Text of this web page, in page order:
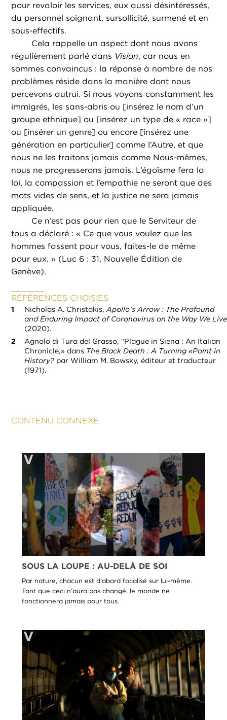
pour revaloir les services, eux aussi désintéressés,
du personnel soignant, sursollicité, surmené et en
sous-effectifs.
Cela rappelle un aspect dont nous avons
régulièrement parlé dans Vision, car nous en
sommes convaincus : la réponse à nombre de nos
problèmes réside dans la manière dont nous
percevons autrui. Si nous voyons constamment les
immigrés, les sans-abris ou [insérez le nom d’un
groupe ethnique] ou [insérez un type de « race »]
ou [insérer un genre] ou encore [insérez une
génération en particulier] comme l’Autre, et que
nous ne les traitons jamais comme Nous-mêmes,
nous ne progresserons jamais. L’égoïsme fera la
loi, la compassion et l’empathie ne seront que des
mots vides de sens, et la justice ne sera jamais
appliquée.
Ce n’est pas pour rien que le Serviteur de
tous a déclaré : « Ce que vous voulez que les
hommes fassent pour vous, faites-le de même
pour eux. » (Luc 6 : 31, Nouvelle Édition de
Genève).
RÉFÉRENCES CHOISIES
Nicholas A. Christakis, Apollo’s Arrow : The Profound
and Enduring Impact of Coronavirus on the Way We Live
(2020).
Agnolo di Tura del Grasso, “Plague in Siena : An Italian
Chronicle,» dans The Black Death : A Turning «Point in
History?par William M. Bowsky, éditeur et traducteur
(1971).
CONTENU CONNEXE
SOUS LA LOUPE : AU-DELÀ DE SOI
Par nature, chacun est d’abord focalisé sur lui-même.
Tant que ceci n’aura pas changé, le monde ne
fonctionnera jamais pour tous.